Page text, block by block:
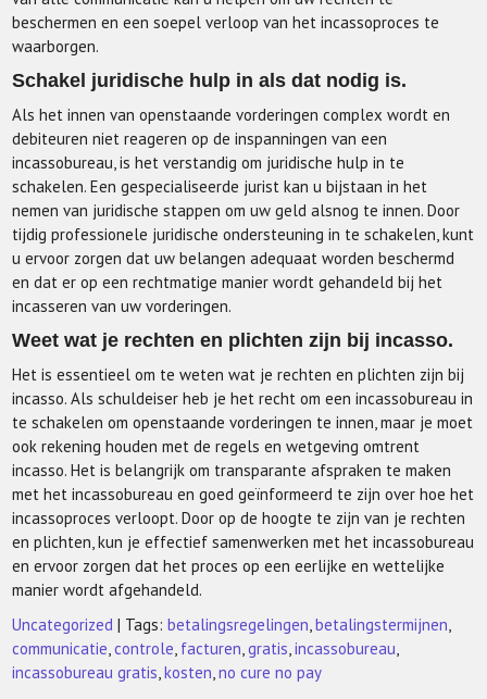
beschermen en een soepel verloop van het incassoproces te
waarborgen.
Schakel juridische hulp in als dat nodig is.
Als het innen van openstaande vorderingen complex wordt en
debiteuren niet reageren op de inspanningen van een
incassobureau, is het verstandig om juridische hulp in te
schakelen. Een gespecialiseerde jurist kan u bijstaan in het
nemen van juridische stappen om uw geld alsnog te innen. Door
tijdig professionele juridische ondersteuning in te schakelen, kunt
u ervoor zorgen dat uw belangen adequaat worden beschermd
en dat er op een rechtmatige manier wordt gehandeld bij het
incasseren van uw vorderingen.
Weet wat je rechten en plichten zijn bij incasso.
Het is essentieel om te weten wat je rechten en plichten zijn bij
incasso. Als schuldeiser heb je het recht om een incassobureau in
te schakelen om openstaande vorderingen te innen, maar je moet
ook rekening houden met de regels en wetgeving omtrent
incasso. Het is belangrijk om transparante afspraken te maken
met het incassobureau en goed geïnformeerd te zijn over hoe het
incassoproces verloopt. Door op de hoogte te zijn van je rechten
en plichten, kun je effectief samenwerken met het incassobureau
en ervoor zorgen dat het proces op een eerlijke en wettelijke
manier wordt afgehandeld.
Uncategorized | Tags:betalingsregelingen,betalingstermijnen,
communicatie,controle, facturen,gratis,incassobureau,
incassobureau gratis,kosten,no cure no pay